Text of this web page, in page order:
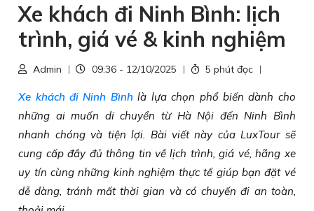
Xe khách đi Ninh Bình: lịch
trình, giá vé & kinh nghiệm
Admin 09:36 - 12/10/2025 5 phút đọc
Xe khách đi Ninh Bình là lựa chọn phổ biến dành cho
những ai muốn di chuyển từ Hà Nội đến Ninh Bình
nhanh chóng và tiện lợi. Bài viết này của LuxTour sẽ
cung cấp đầy đủ thông tin về lịch trình, giá vé, hãng xe
uy tín cùng những kinh nghiệm thực tế giúp bạn đặt vé
dễ dàng, tránh mất thời gian và có chuyến đi an toàn,